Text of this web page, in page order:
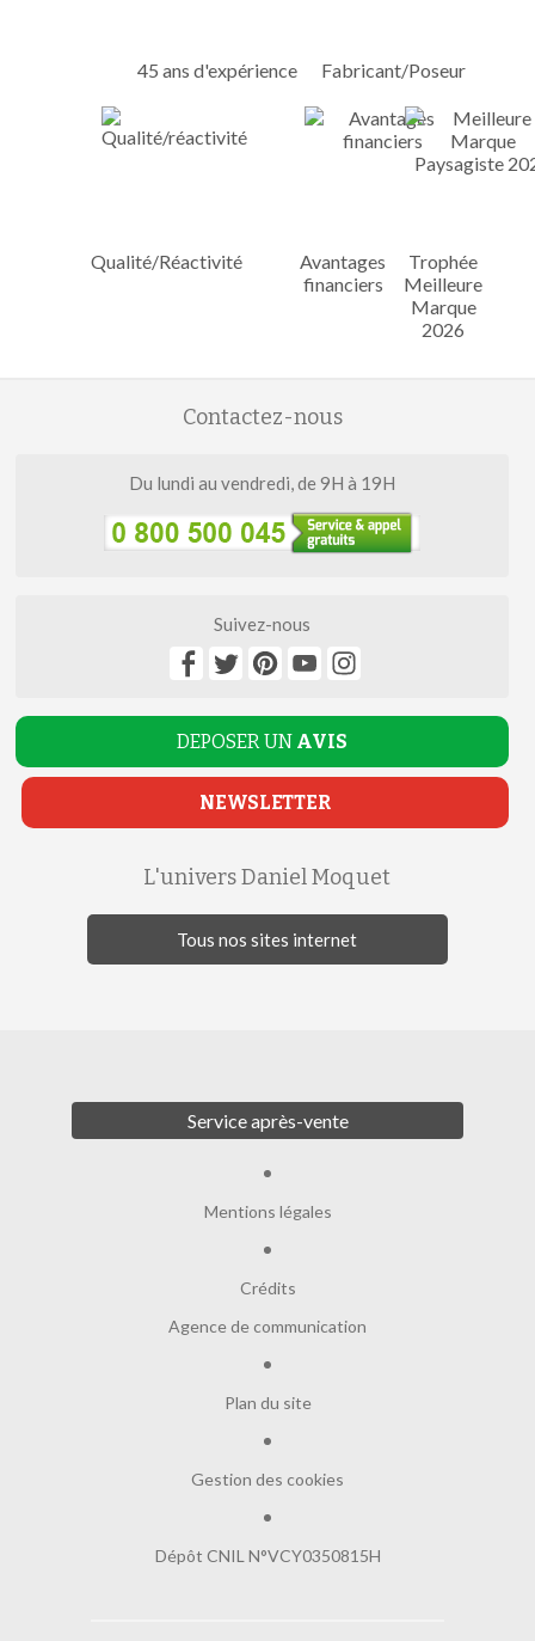
45 ans d'expérience Fabricant/Poseur
Qualité/Réactivité
Avantages
financiers
Trophée
Meilleure
Marque
2026
Contactez-nous
Du lundi au vendredi, de 9H à 19H
Suivez-nous
DEPOSER UN AVIS
NEWSLETTER
L'univers Daniel Moquet
Tous nos sites internet
Service après-vente
Mentions légales
Crédits
Agence de communication
Plan du site
Gestion des cookies
Dépôt CNIL N°VCY0350815H